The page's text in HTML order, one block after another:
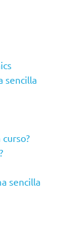
sencilla
sencilla